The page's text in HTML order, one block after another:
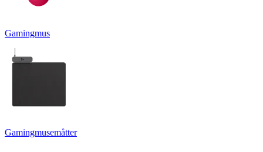
Gamingmus
Gamingmusemåtter